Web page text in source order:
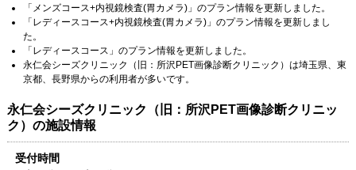
「 メンズコース+内視鏡検査(胃カメラ)」のプラン情報を更新しました。
「 レディースコース+内視鏡検査(胃カメラ)」のプラン情報を更新しまし
た。
「 レディースコース 」のプラン情報を更新しました。
永仁会シーズクリニック（旧：所沢PET画像診断クリニック） は埼玉県、 東
京都、 長野県からの利用者が多いです。
永仁会シーズクリニック（旧：所沢PET画像診断クリニッ
ク） の施設情報
受付時間